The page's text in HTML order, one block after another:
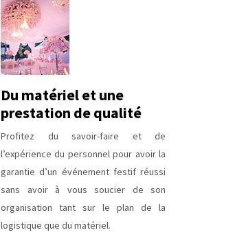
Du matériel et une
prestation de qualité
Profitez du savoir-faire et de
l’expérience du personnel pour avoir la
garantie d’un événement festif réussi
sans avoir à vous soucier de son
organisation tant sur le plan de la
logistique que du matériel.